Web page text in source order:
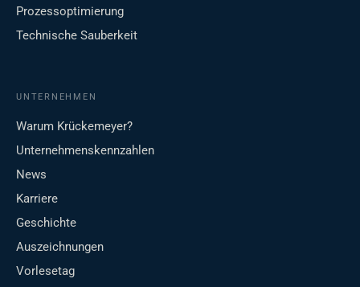
Prozessoptimierung
Technische Sauberkeit
UNTERNEHMEN
Warum Krückemeyer?
Unternehmenskennzahlen
News
Karriere
Geschichte
Auszeichnungen
Vorlesetag